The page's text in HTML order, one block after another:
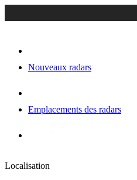
Nouveaux radars
Emplacements des radars
Localisation